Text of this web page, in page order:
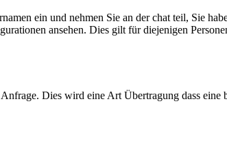
ein und nehmen Sie an der chat teil, Sie
ansehen. Dies gilt für diejenigen
Dies wird eine Art Übertragung dass eine